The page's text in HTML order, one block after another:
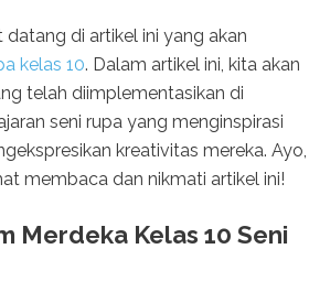
datang di artikel ini yang akan
kelas 10. Dalam artikel ini, kita akan
telah diimplementasikan di
seni rupa yang menginspirasi
kreativitas mereka. Ayo,
membaca dan nikmati artikel ini!
Merdeka Kelas 10 Seni